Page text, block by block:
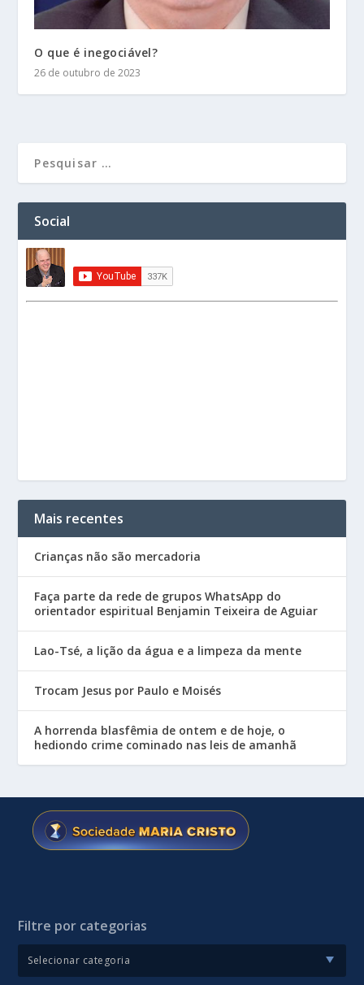
O que é inegociável?
26 de outubro de 2023
Social
Mais recentes
Crianças não são mercadoria
Faça parte da rede de grupos WhatsApp do
orientador espiritual Benjamin Teixeira de Aguiar
Lao-Tsé, a lição da água e a limpeza da mente
Trocam Jesus por Paulo e Moisés
A horrenda blasfêmia de ontem e de hoje, o
hediondo crime cominado nas leis de amanhã
Filtre por categorias